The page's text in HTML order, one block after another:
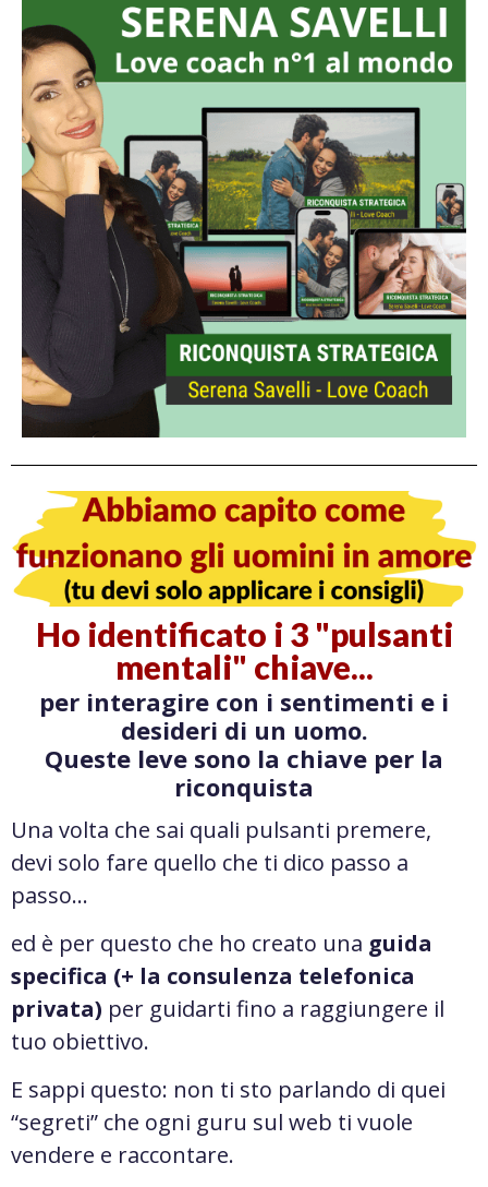
Ho identificato i 3 "pulsanti
mentali" chiave...
per interagire con i sentimenti e i
desideri di un uomo.
Queste leve sono la chiave per la
riconquista
Una volta che sai quali pulsanti premere,
devi solo fare quello che ti dico passo a
passo…
ed è per questo che ho creato una guida
specifica (+ la consulenza telefonica
privata) per guidarti fino a raggiungere il
tuo obiettivo.
E sappi questo: non ti sto parlando di quei
“segreti” che ogni guru sul web ti vuole
vendere e raccontare.